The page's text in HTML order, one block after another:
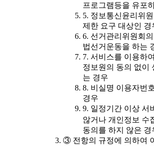
프로그램등을 유포
5. 정보통신윤리위
제한 요구 대상인 경
6. 선거관리위원회
법선거운동을 하는
7. 서비스를 이용하
정보원의 동의 없이
는 경우
8. 비실명 이용자번
경우
9. 일정기간 이상 서
않거나 개인정보 수
동의를 하지 않은 경
③ 전항의 규정에 의하여